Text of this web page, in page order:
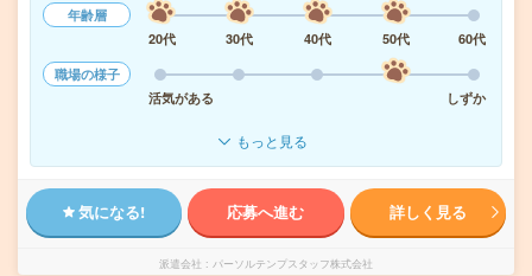
年齢層
20代
30代 40代 50代
60代
職場の様子
活気がある
しずか
もっと見る
気になる! 応募へ進む 詳しく見る
派遣会社 パーソルテンプスタッフ株式会社